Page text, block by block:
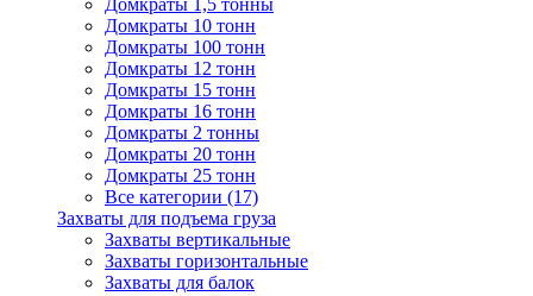
Домкраты 1,5 тонны
Домкраты 10 тонн
Домкраты 100 тонн
Домкраты 12 тонн
Домкраты 15 тонн
Домкраты 16 тонн
Домкраты 2 тонны
Домкраты 20 тонн
Домкраты 25 тонн
Все категории (17)
Захваты для подъема груза
Захваты вертикальные
Захваты горизонтальные
Захваты для балок